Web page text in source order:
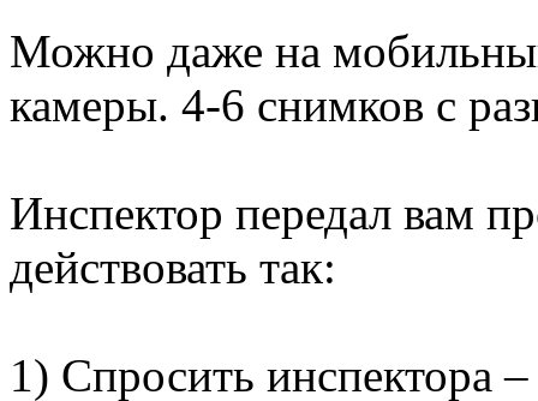
Можно даже на
камеры. 4-6 снимков с
Инспектор передал вам
действовать так:
1) Спросить инспектора